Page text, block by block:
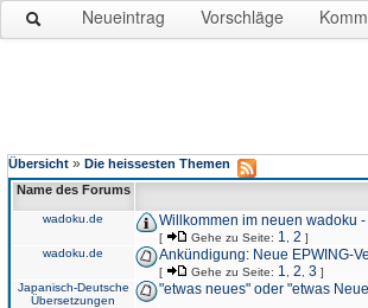
Neueintrag Vorschläge
Übersicht » Die heissesten Themen
Name des Forums
wadoku.de Willkommen im neuen wadoku
[ Gehe zu Seite: 1 2 ]
wadoku.de
Ankündigung: Neue EPWING-
[ Gehe zu Seite: 1 2 3 ]
Japanisch-Deutsche
Übersetzungen
"etwas neues" oder "etwas